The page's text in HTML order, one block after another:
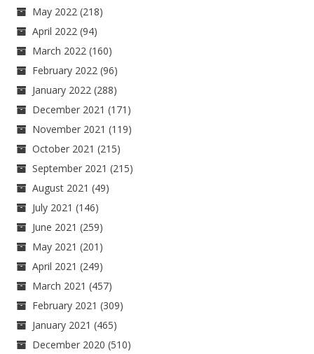
May 2022 (218)
April 2022 (94)
March 2022 (160)
February 2022 (96)
January 2022 (288)
December 2021 (171)
November 2021 (119)
October 2021 (215)
September 2021 (215)
August 2021 (49)
July 2021 (146)
June 2021 (259)
May 2021 (201)
April 2021 (249)
March 2021 (457)
February 2021 (309)
January 2021 (465)
December 2020 (510)